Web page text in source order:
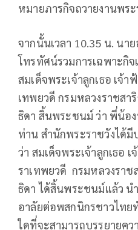
หมายภารกิจถวายงานพร
จากนั้นเวลา 10.35 น. น
โทรทัศน์รวมการเฉพาะกิจ
สมเด็จพระเจ้าลูกเธอ เจ้
เทพยวดี กรมหลวงราชส
ธิดา สิ้นพระชนม์ ว่า พี่น้อ
ท่าน สำนักพระราชวังได้มี
ว่า สมเด็จพระเจ้าลูกเธอ
ราเทพยวดี กรมหลวงรา
ธิดา ได้สิ้นพระชนม์แล้ว น
อาลัยต่อพสกนิกรชาวไท
ใดที่จะสามารถบรรยายค